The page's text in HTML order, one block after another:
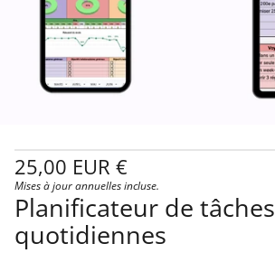
Prix
habituel
25,00 EUR €
Prix
unitaire
/
par
Mises à jour annuelles incluse.
Planificateur de tâches
quotidiennes